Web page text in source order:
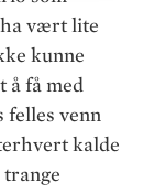
ha vært lite
kunne
å få med
felles venn
kalde